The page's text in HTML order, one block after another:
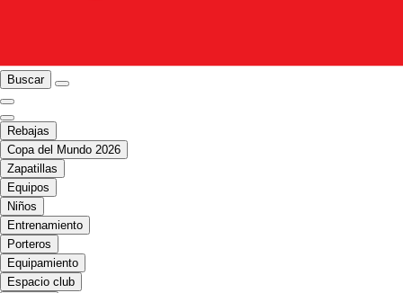
Buscar
Rebajas
Copa del Mundo 2026
Zapatillas
Equipos
Niños
Entrenamiento
Porteros
Equipamiento
Espacio club